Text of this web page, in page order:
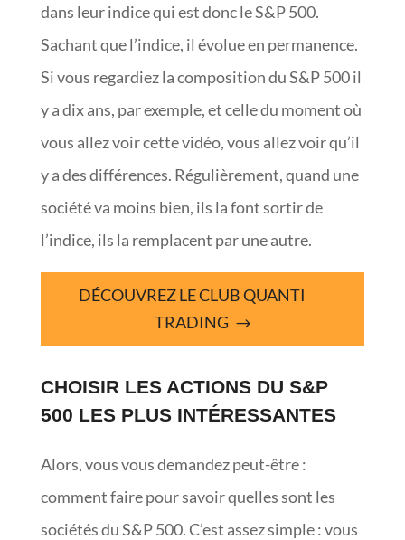
dans leur indice qui est donc le S&P 500.
Sachant que l’indice, il évolue en permanence.
Si vous regardiez la composition du S&P 500 il
y a dix ans, par exemple, et celle du moment où
vous allez voir cette vidéo, vous allez voir qu’il
y a des différences. Régulièrement, quand une
société va moins bien, ils la font sortir de
l’indice, ils la remplacent par une autre.
DÉCOUVREZ LE CLUB QUANTI
TRADING
CHOISIR LES ACTIONS DU S&P
500 LES PLUS INTÉRESSANTES
Alors, vous vous demandez peut-être :
comment faire pour savoir quelles sont les
sociétés du S&P 500. C’est assez simple : vous